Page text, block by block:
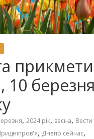
10 березня
,2024 рік, весна, Вести
, Днепр сейчас,